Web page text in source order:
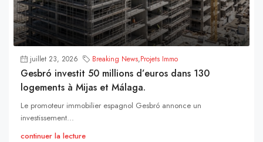
juillet 23, 2026 Breaking News,Projets Immo
Gesbró investit 50 millions d’euros dans 130
logements à Mijas et Málaga.
Le promoteur immobilier espagnol Gesbró annonce un
investissement...
continuer la lecture